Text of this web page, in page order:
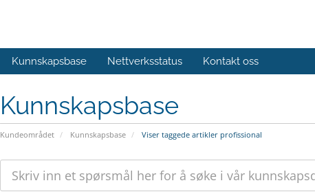
Kunnskapsbase Nettverksstatus Kontakt oss
Kunnskapsbase
Kundeområdet Kunnskapsbase Viser taggede artikler profissional